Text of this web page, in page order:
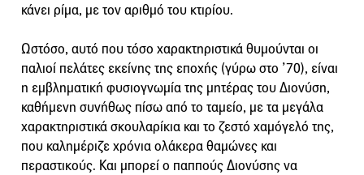
κάνει ρίμα, με τον αριθμό του κτιρίου.
Ωστόσο, αυτό που τόσο χαρακτηριστικά θυμούνται οι
παλιοί πελάτες εκείνης της εποχής (γύρω στο ’70), είναι
η εμβληματική φυσιογνωμία της μητέρας του Διονύση,
καθήμενη συνήθως πίσω από το ταμείο, με τα μεγάλα
χαρακτηριστικά σκουλαρίκια και το ζεστό χαμόγελό της,
που καλημέριζε χρόνια ολάκερα θαμώνες και
περαστικούς. Και μπορεί ο παππούς Διονύσης να